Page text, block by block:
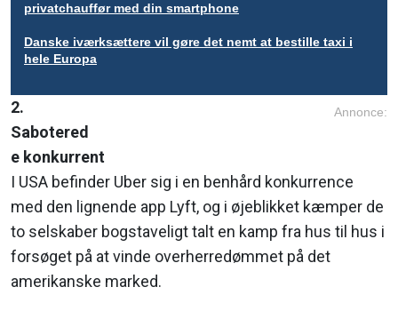
privatchauffør med din smartphone
Danske iværksættere vil gøre det nemt at bestille taxi i
hele Europa
Annonce:
2.
Sabotered
e konkurrent
I USA befinder Uber sig i en benhård konkurrence
med den lignende app Lyft, og i øjeblikket kæmper de
to selskaber bogstaveligt talt en kamp fra hus til hus i
forsøget på at vinde overherredømmet på det
amerikanske marked.